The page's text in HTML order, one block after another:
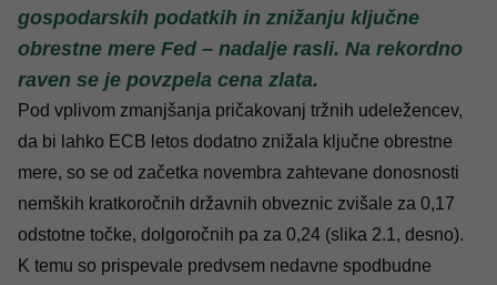
gospodarskih podatkih in znižanju ključne
obrestne mere Fed – nadalje rasli. Na rekordno
raven se je povzpela cena zlata.
Pod vplivom zmanjšanja pričakovanj tržnih udeležencev,
da bi lahko ECB letos dodatno znižala ključne obrestne
mere, so se od začetka novembra zahtevane donosnosti
nemških kratkoročnih državnih obveznic zvišale za 0,17
odstotne točke, dolgoročnih pa za 0,24 (slika 2.1, desno).
K temu so prispevale predvsem nedavne spodbudne